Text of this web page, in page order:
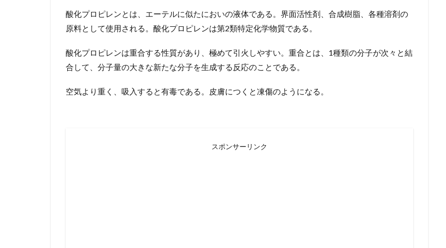
酸化プロピレンとは、エーテルに似たにおいの液体である。界面活性剤、合成樹脂、各種溶剤の
原料として使用される。酸化プロピレンは第2類特定化学物質である。
酸化プロピレンは重合する性質があり、極めて引火しやすい。重合とは、1種類の分子が次々と結
合して、分子量の大きな新たな分子を生成する反応のことである。
空気より重く、吸入すると有毒である。皮膚につくと凍傷のようになる。
スポンサーリンク